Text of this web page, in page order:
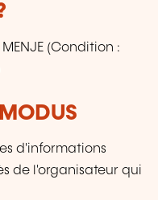
(Condition :
d'informations
de l'organisateur qui